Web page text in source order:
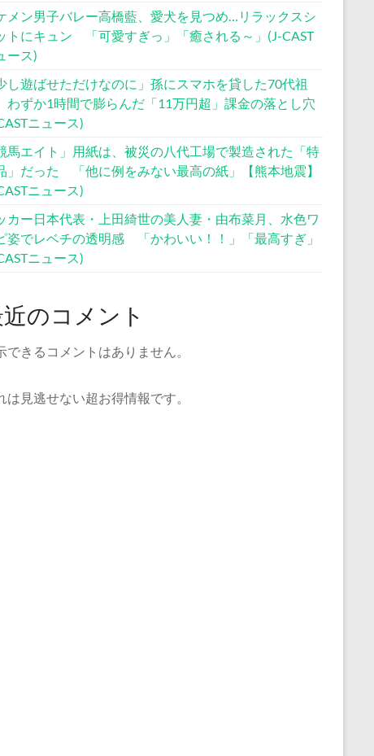
メン男子バレー高橋藍、愛犬を見つめ…リラックスシ
トにキュン 「可愛すぎっ」「癒される～」(J-CAST
ース)
し遊ばせただけなのに」孫にスマホを貸した70代祖
ずか1時間で膨らんだ「11万円超」課金の落とし穴
ニュース)
馬エイト」用紙は、被災の八代工場で製造された「特
」だった 「他に例をみない最高の紙」【熊本地震】
ニュース)
カー日本代表・上田綺世の美人妻・由布菜月、水色ワ
姿でレベチの透明感 「かわいい！！」「最高すぎ」
ニュース)
のコメント
できるコメントはありません。
は見逃せない超お得情報です。